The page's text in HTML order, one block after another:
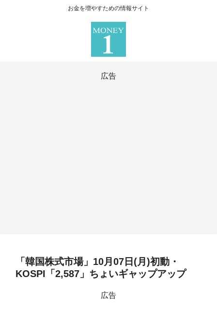
お金を増やすための情報サイト
広告
「韓国株式市場」10月07日(月)初動・
KOSPI「2,587」ちょいギャップアップ
広告